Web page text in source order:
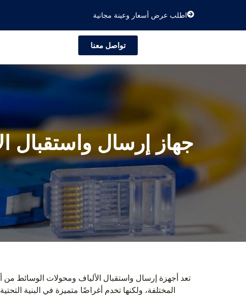
اطلب عرض أسعار وعينة مجانية
تواصل معنا
جهاز إرسال واستقبال
تعد أجهزة إرسال واستقبال الألياف ومحولات الوسائط
المختلفة، ولكنها تخدم أغراضًا متميزة في البنية